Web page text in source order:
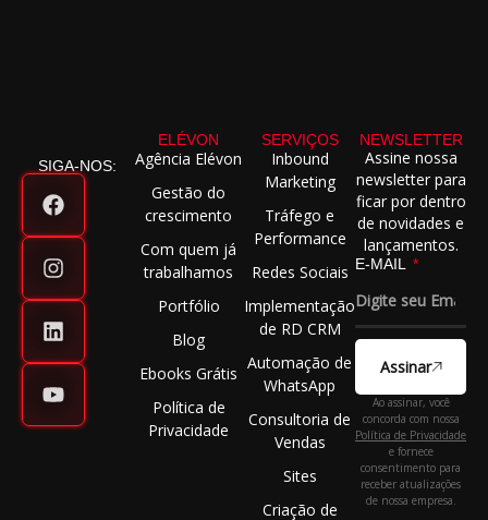
SIGA-NOS:
ELÉVON
Agência Elévon
Gestão do
crescimento
Com quem já
trabalhamos
Portfólio
Blog
Ebooks Grátis
Política de
Privacidade
SERVIÇOS
Inbound
Marketing
Tráfego e
Performance
Redes Sociais
Implementação
de RD CRM
Automação de
WhatsApp
Consultoria de
Vendas
Sites
Criação de
NEWSLETTER
Assine nossa
newsletter para
ficar por dentro
de novidades e
lançamentos.
E-MAIL
Assinar
Ao assinar, você
concorda com nossa
Política de Privacidade
e fornece
consentimento para
receber atualizações
de nossa empresa.